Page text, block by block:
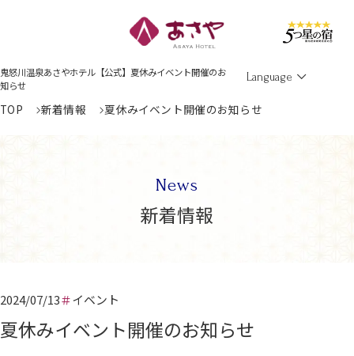
鬼怒川温泉あさやホテル【公式】夏休みイベント開催のお
知らせ
Language
TOP 新着情報 夏休みイベント開催のお知らせ
News
新着情報
2024/07/13 イベント
夏休みイベント開催のお知らせ